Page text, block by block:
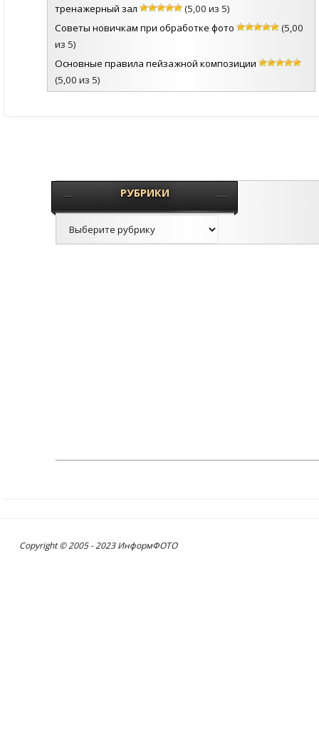
тренажерный зал
(5,00 из 5)
Советы новичкам при обработке фото
(5,00
из 5)
Основные правила пейзажной композиции
(5,00 из 5)
РУБРИКИ
Copyright © 2005 - 2023 ИнформФОТО